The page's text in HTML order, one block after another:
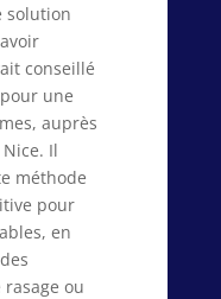
solution
conseillé
une
auprès
Il
méthode
pour
en
ou